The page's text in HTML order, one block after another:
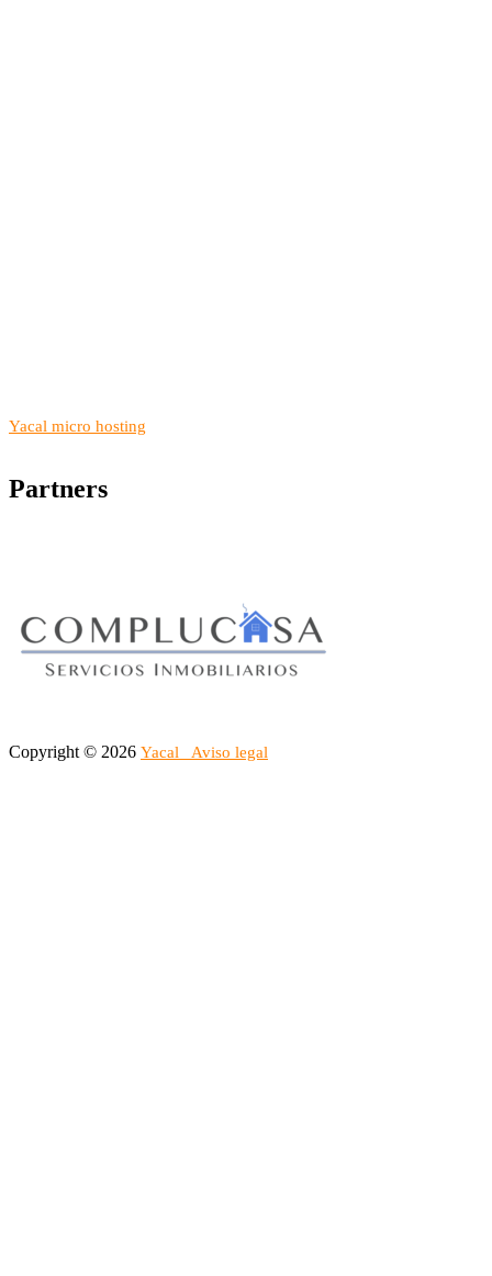
Yacal micro hosting
Partners
Copyright © 2026 Yacal Aviso legal